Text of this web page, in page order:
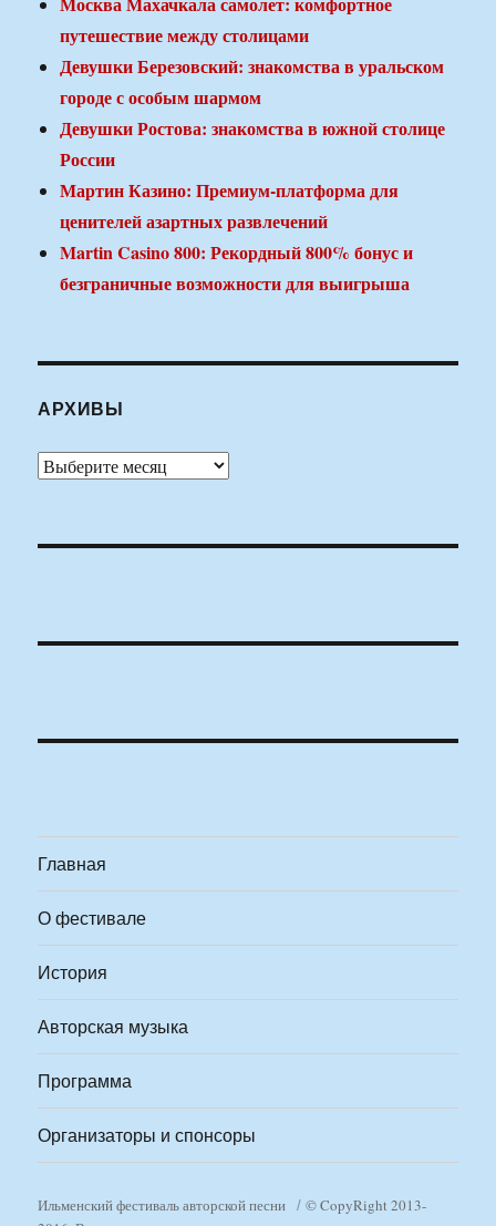
путешествие между столицами
Девушки Березовский: знакомства в уральском
городе с особым шармом
Девушки Ростова: знакомства в южной столице
России
Мартин Казино: Премиум-платформа для
ценителей азартных развлечений
Martin Casino 800: Рекордный 800% бонус и
безграничные возможности для выигрыша
АРХИВЫ
Архивы
Главная
О фестивале
История
Авторская музыка
Программа
Организаторы и спонсоры
Ильменский фестиваль авторской песни
© CopyRight 2013-